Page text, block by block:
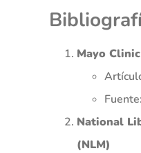
Mayo Clinic
Fuente:
National
(NLM)